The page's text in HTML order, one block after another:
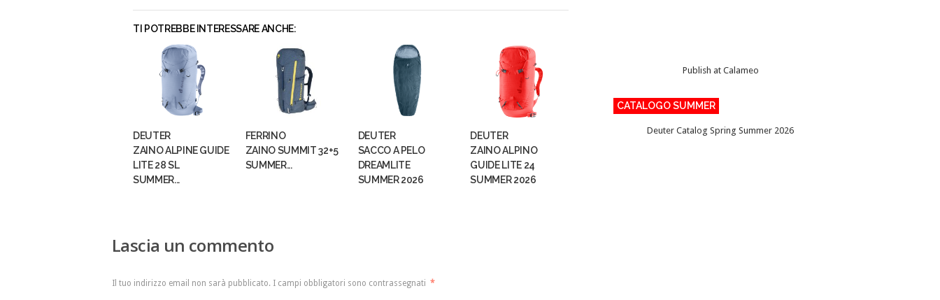
TI POTREBBE INTERESSARE ANCHE:
DEUTER
ZAINO ALPINE GUIDE
LITE 28 SL
SUMMER...
FERRINO
ZAINO SUMMIT 32+5
SUMMER...
DEUTER
SACCO A PELO
DREAMLITE
SUMMER 2026
DEUTER
ZAINO ALPINO
GUIDE LITE 24
SUMMER 2026
Lascia un commento
Il tuo indirizzo email non sarà pubblicato. I campi obbligatori sono contrassegnati *
Publish at Calameo
CATALOGO SUMMER
Deuter Catalog Spring Summer 2026